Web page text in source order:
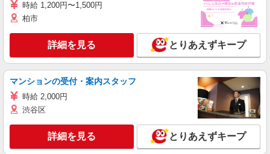
時給 1,200円〜1,500円
柏市
詳細を見る とりあえずキープ
マンションの受付・案内スタッフ
時給 2,000円
渋谷区
詳細を見る とりあえずキープ